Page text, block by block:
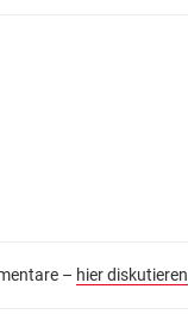
– hier diskutieren